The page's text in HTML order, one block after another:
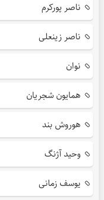
ناصر پورکرم
ناصر زینعلی
نوان
همایون شجریان
هوروش بند
وحید آژنگ
یوسف زمانی